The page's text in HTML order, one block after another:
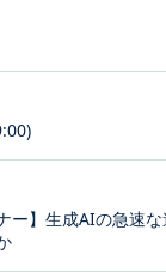
ー】生成AIの急速